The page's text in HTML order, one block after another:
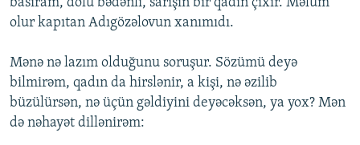
basıram, dolu bədənli, sarışın bir qadın çıxır. Məlum
olur kapıtan Adıgözəlovun xanımıdı.
Mənə nə lazım olduğunu soruşur. Sözümü deyə
bilmirəm, qadın da hirslənir, a kişi, nə əzilib
büzülürsən, nə üçün gəldiyini deyəcəksən, ya yox? Mən
də nəhayət dillənirəm: